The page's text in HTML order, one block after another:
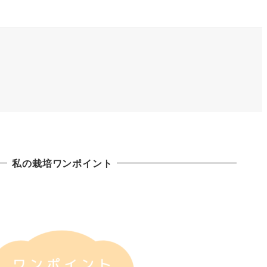
私の栽培ワンポイント